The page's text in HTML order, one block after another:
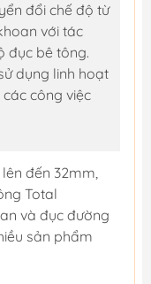
đổi chế độ từ
với tác
đục bê tông.
dụng linh hoạt
công việc
đến 32mm,
Total
và đục đường
sản phẩm